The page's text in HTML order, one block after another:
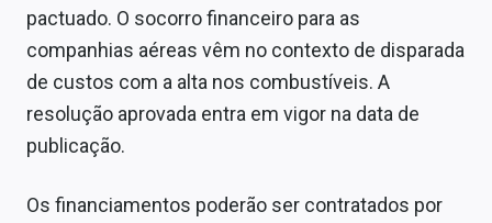
pactuado. O socorro financeiro para as
companhias aéreas vêm no contexto de disparada
de custos com a alta nos combustíveis. A
resolução aprovada entra em vigor na data de
publicação.
Os financiamentos poderão ser contratados por